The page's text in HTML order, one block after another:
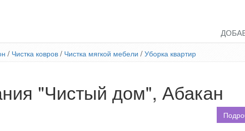
/ Чистка ковров / Чистка мягкой мебели / Уборка квартир
"Чистый дом", Абакан